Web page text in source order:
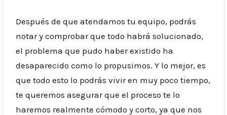
Después de que atendamos tu equipo, podrás
notar y comprobar que todo habrá solucionado,
el problema que pudo haber existido ha
desaparecido como lo propusimos. Y lo mejor, es
que todo esto lo podrás vivir en muy poco tiempo,
te queremos asegurar que el proceso te lo
haremos realmente cómodo y corto, ya que nos